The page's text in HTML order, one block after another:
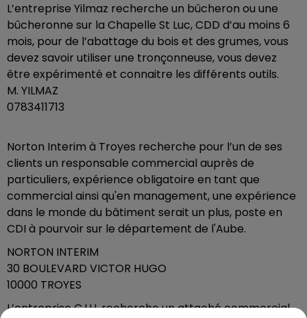
L’entreprise Yilmaz recherche un bûcheron ou une
bûcheronne sur la Chapelle St Luc, CDD d’au moins 6
mois, pour de l’abattage du bois et des grumes, vous
devez savoir utiliser une tronçonneuse, vous devez
être expérimenté et connaitre les différents outils.
M. YILMAZ
0783411713
Norton Interim à Troyes recherche pour l’un de ses
clients un responsable commercial auprès de
particuliers, expérience obligatoire en tant que
commercial ainsi qu'en management, une expérience
dans le monde du bâtiment serait un plus, poste en
CDI à pourvoir sur le département de l'Aube.
NORTON INTERIM
30 BOULEVARD VICTOR HUGO
10000 TROYES
L’entreprise C.I.H. recherche un attaché commercial